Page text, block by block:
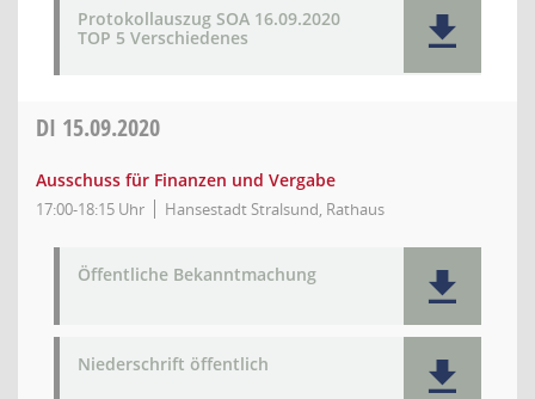
Protokollauszug SOA 16.09.2020
TOP 5 Verschiedenes
DI 15.09.2020
Ausschuss für Finanzen und Vergabe
17:00-18:15 Uhr Hansestadt Stralsund, Rathaus
Öffentliche Bekanntmachung
Niederschrift öffentlich